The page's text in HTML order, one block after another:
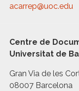
acarrep@uoc.edu
Centre de
Universitat de
Gran Via de les
08007 Barcelona